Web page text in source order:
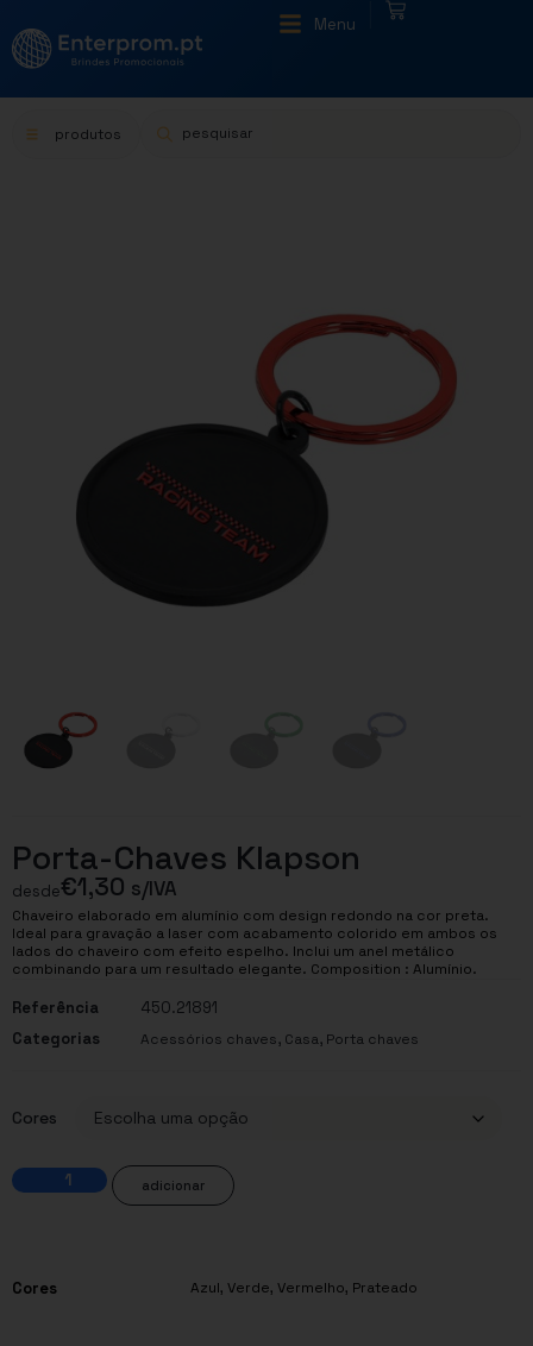
Menu
produtos
Porta-Chaves Klapson
desde€1,30 s/IVA
Chaveiro elaborado em alumínio com design redondo na cor preta.
Ideal para gravação a laser com acabamento colorido em ambos os
lados do chaveiro com efeito espelho. Inclui um anel metálico
combinando para um resultado elegante. Composition : Alumínio.
Referência
450.21891
Categorias
Acessórios chaves, Casa, Porta chaves
Cores
adicionar
Cores Azul, Verde, Vermelho, Prateado